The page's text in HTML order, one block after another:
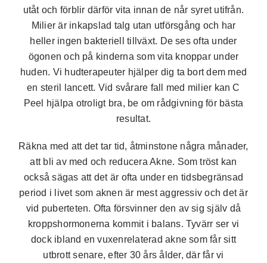
utåt och förblir därför vita innan de når syret utifrån.
Milier är inkapslad talg utan utförsgång och har
heller ingen bakteriell tillväxt. De ses ofta under
ögonen och på kinderna som vita knoppar under
huden. Vi hudterapeuter hjälper dig ta bort dem med
en steril lancett. Vid svårare fall med milier kan C
Peel hjälpa otroligt bra, be om rådgivning för bästa
resultat.
Räkna med att det tar tid, åtminstone några månader,
att bli av med och reducera Akne. Som tröst kan
också sägas att det är ofta under en tidsbegränsad
period i livet som aknen är mest aggressiv och det är
vid puberteten. Ofta försvinner den av sig själv då
kroppshormonerna kommit i balans. Tyvärr ser vi
dock ibland en vuxenrelaterad akne som får sitt
utbrott senare, efter 30 års ålder, där får vi